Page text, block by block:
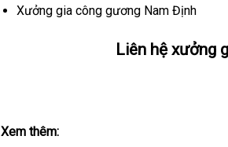
Xưởng gia công gương Nam Định
Liên hệ xưởng
Xem thêm: